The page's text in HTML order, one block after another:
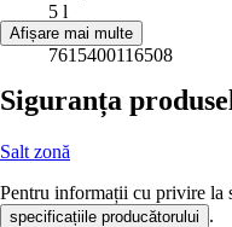
5 l
EAN
7615400116508
Afișare mai multe
Siguranța
Salt zonă
Pentru informații cu privire la
specificațiile producătorului .